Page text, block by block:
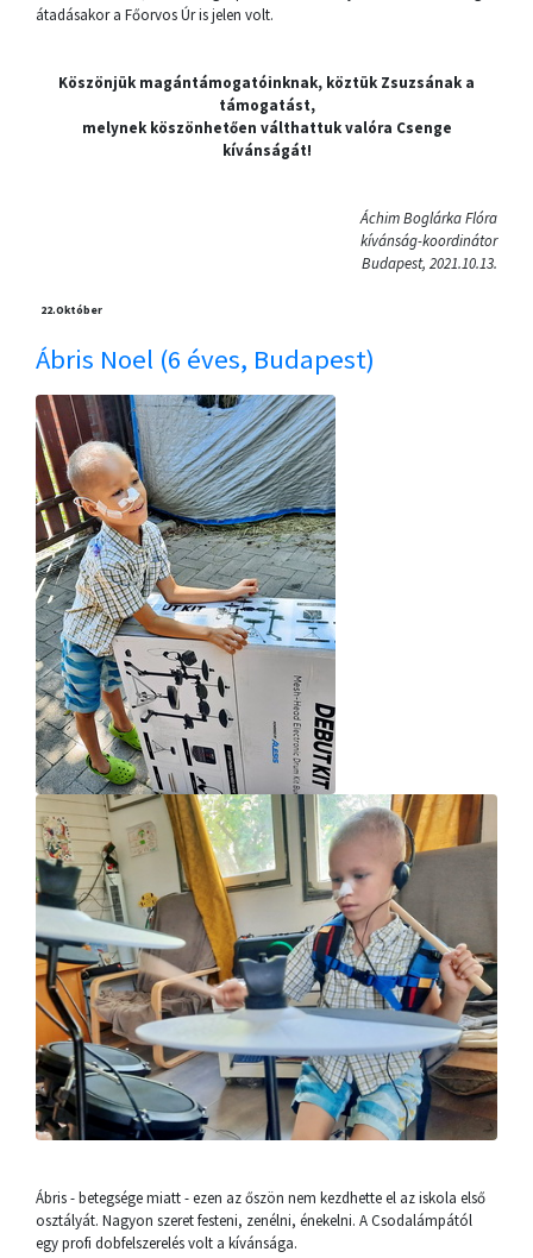
átadásakor a Főorvos Úr is jelen volt.
Köszönjük magántámogatóinknak, köztük Zsuzsának a
támogatást,
melynek köszönhetően válthattuk valóra Csenge
kívánságát!
Áchim Boglárka Flóra
kívánság-koordinátor
Budapest, 2021.10.13.
22.Október
Ábris Noel (6 éves, Budapest)
Ábris - betegsége miatt - ezen az őszön nem kezdhette el az iskola első
osztályát. Nagyon szeret festeni, zenélni, énekelni. A Csodalámpától
egy profi dobfelszerelés volt a kívánsága.